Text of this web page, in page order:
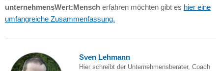
unternehmensWert:Menscherfahren möchten gibt es hier eine
umfangreiche Zusammenfassung.
Sven Lehmann
Hier schreibt der Unternehmensberater, Coach